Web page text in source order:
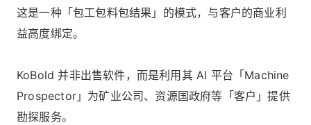
这是一种「包工包料包结果」的模式，与客户的商业利
益高度绑定。
KoBold 并非出售软件，而是利用其 AI 平台「Machine
Prospector」为矿业公司、资源国政府等「客户」提供
勘探服务。